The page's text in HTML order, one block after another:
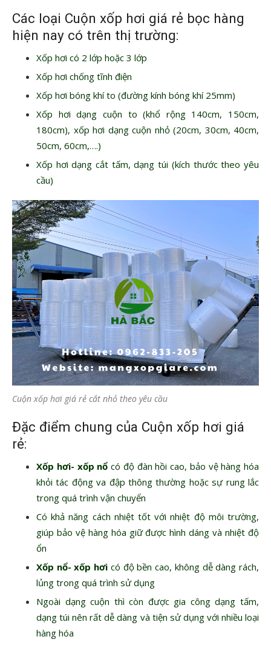
Các loại Cuộn xốp hơi giá rẻ bọc hàng
hiện nay có trên thị trường:
Xốp hơi có 2 lớp hoặc 3 lớp
Xốp hơi chống tĩnh điện
Xốp hơi bóng khí to (đường kính bóng khí 25mm)
Xốp hơi dạng cuộn to (khổ rộng 140cm, 150cm,
180cm), xốp hơi dạng cuộn nhỏ (20cm, 30cm, 40cm,
50cm, 60cm,….)
Xốp hơi dạng cắt tấm, dạng túi (kích thước theo yêu
cầu)
Cuộn xốp hơi giá rẻ cắt nhỏ theo yêu cầu
Đặc điểm chung của Cuộn xốp hơi giá
rẻ:
Xốp hơi- xốp nổ có độ đàn hồi cao, bảo vệ hàng hóa
khỏi tác động va đập thông thường hoặc sự rung lắc
trong quá trình vận chuyển
Có khả năng cách nhiệt tốt với nhiệt độ môi trường,
giúp bảo vệ hàng hóa giữ được hình dáng và nhiệt độ
ổn
Xốp nổ- xốp hơi có độ bền cao, không dễ dàng rách,
lủng trong quá trình sử dụng
Ngoài dạng cuộn thì còn được gia công dạng tấm,
dạng túi nên rất dễ dàng và tiện sử dụng với nhiều loại
hàng hóa